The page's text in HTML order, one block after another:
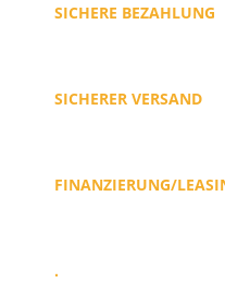
SICHERE BEZAHLUNG
SICHERER VERSAND
FINANZIERUNG/
.